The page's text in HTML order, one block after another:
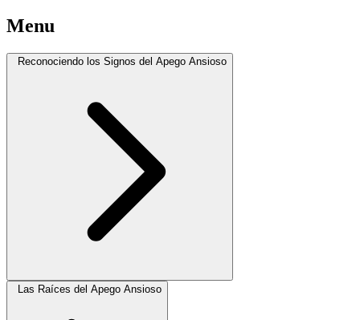
Menu
Reconociendo los Signos del Apego Ansioso
Las Raíces del Apego Ansioso